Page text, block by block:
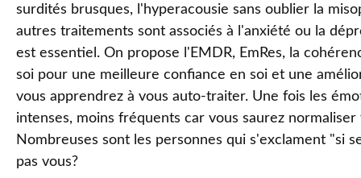
surdités brusques, l'hyperacousie sans oublier la
autres traitements sont associés à l'anxiété ou la
est essentiel. On propose l'EMDR, EmRes, la
soi pour une meilleure confiance en soi et une
vous apprendrez à vous auto-traiter. Une fois les
intenses, moins fréquents car vous saurez
Nombreuses sont les personnes qui s'exclament "si
pas vous?